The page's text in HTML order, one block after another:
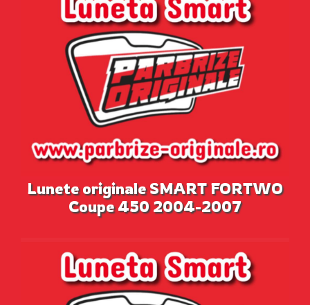
Lunete originale SMART FORTWO
Coupe 450 2004-2007